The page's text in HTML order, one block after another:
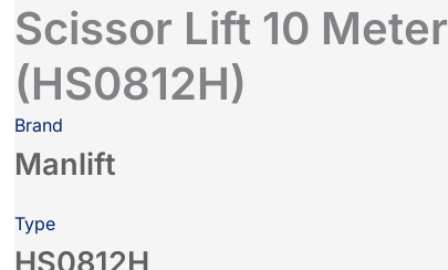
Scissor Lift 10 Meter
(HS0812H)
Brand
Manlift
Type